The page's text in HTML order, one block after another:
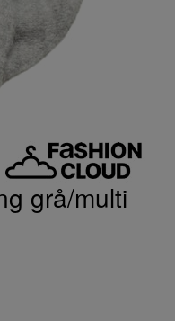
grå/multi